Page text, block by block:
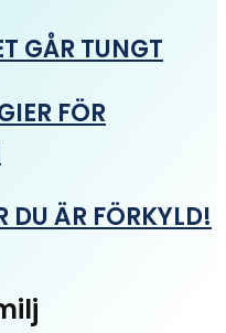
GÅR TUNGT
FÖR
DU ÄR FÖRKYLD!